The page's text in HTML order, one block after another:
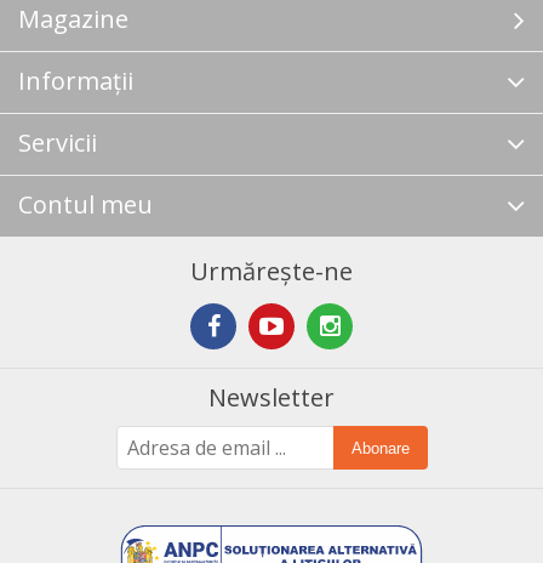
Magazine
Informații
Servicii
Contul meu
Urmărește-ne
Newsletter
Abonare